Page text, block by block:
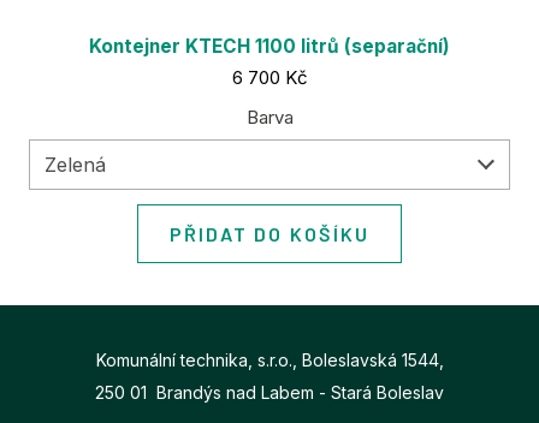
Kontejner KTECH 1100 litrů (separační)
Cena:
6 700 Kč
Barva
Zelená
PŘIDAT DO KOŠÍKU
Komunální technika, s.r.o., Boleslavská 1544,
250 01 Brandýs nad Labem - Stará Boleslav